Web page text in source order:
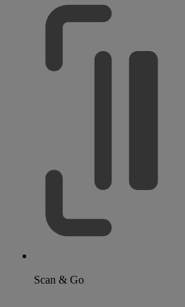
Scan & Go